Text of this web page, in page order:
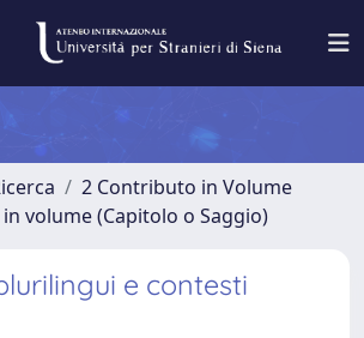
2 Contributo in Volume
volume (Capitolo o Saggio)
e contesti